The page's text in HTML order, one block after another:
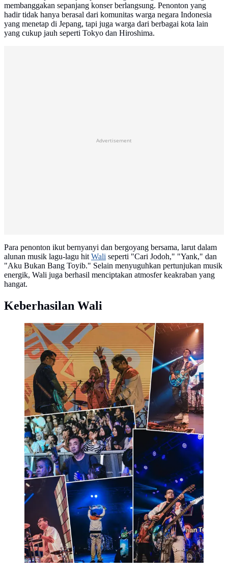
membanggakan sepanjang konser berlangsung. Penonton yang
hadir tidak hanya berasal dari komunitas warga negara Indonesia
yang menetap di Jepang, tapi juga warga dari berbagai kota lain
yang cukup jauh seperti Tokyo dan Hiroshima.
Advertisement
Para penonton ikut bernyanyi dan bergoyang bersama, larut dalam
alunan musik lagu-lagu hitWali seperti "Cari Jodoh," "Yank," dan
"Aku Bukan Bang Toyib." Selain menyuguhkan pertunjukan musik
energik, Wali juga berhasil menciptakan atmosfer keakraban yang
hangat.
Keberhasilan Wali
Wali menorehkan prestasi membanggakan di kancah
internasional. Konser mereka di Osaka dan Nagoya
Jepang menyedot animo luar biasa dari penggemar.
(Foto: Dok. Istimewa)